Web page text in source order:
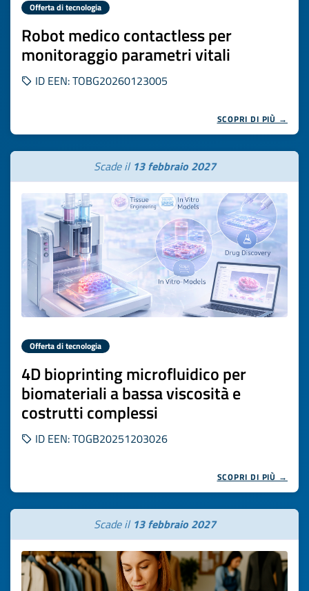
Offerta di tecnologia
Robot medico contactless per
monitoraggio parametri vitali
ID EEN: TOBG20260123005
SCOPRI DI PIÙ →
Scade il 13 febbraio 2027
Offerta di tecnologia
4D bioprinting microfluidico per
biomateriali a bassa viscosità e
costrutti complessi
ID EEN: TOGB20251203026
SCOPRI DI PIÙ →
Scade il 13 febbraio 2027